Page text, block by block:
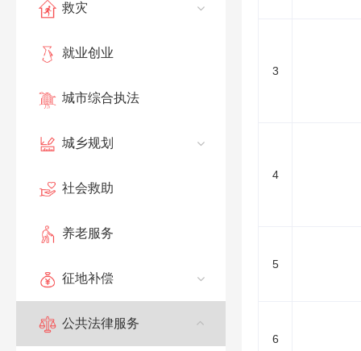
救灾
就业创业
城市综合执法
城乡规划
社会救助
养老服务
征地补偿
公共法律服务
3
4
5
6